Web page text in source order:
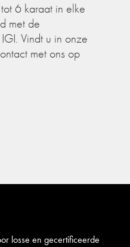
6 karaat in elke
met de
Vindt u in onze
met ons op
losse en gecertificeerde